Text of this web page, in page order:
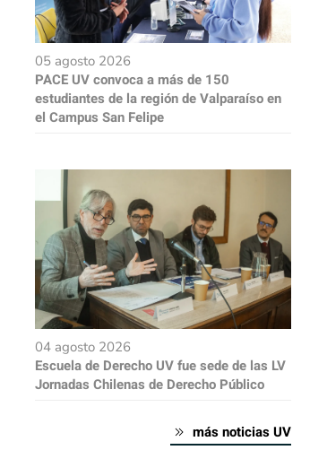
05 agosto 2026
PACE UV convoca a más de 150
estudiantes de la región de Valparaíso en
el Campus San Felipe
04 agosto 2026
Escuela de Derecho UV fue sede de las LV
Jornadas Chilenas de Derecho Público
más noticias UV